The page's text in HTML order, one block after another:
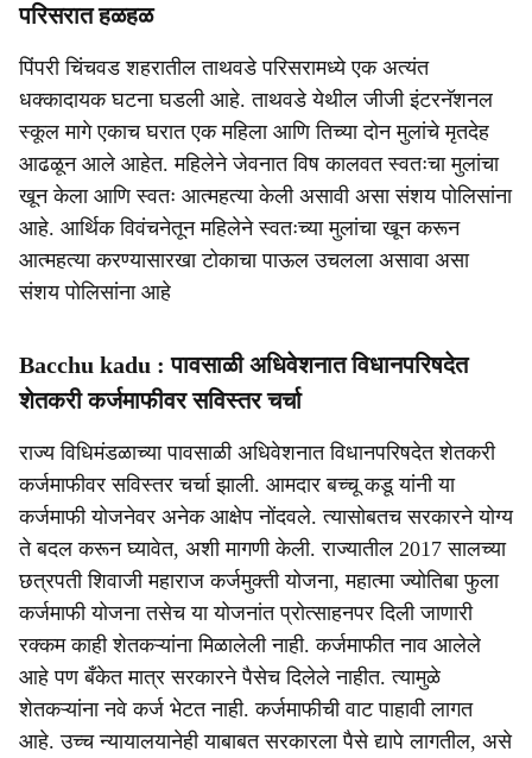
परिसरात हळहळ
पिंपरी चिंचवड शहरातील ताथवडे परिसरामध्ये एक अत्यंत
धक्कादायक घटना घडली आहे. ताथवडे येथील जीजी इंटरनॅशनल
स्कूल मागे एकाच घरात एक महिला आणि तिच्या दोन मुलांचे मृतदेह
आढळून आले आहेत. महिलेने जेवनात विष कालवत स्वतःचा मुलांचा
खून केला आणि स्वतः आत्महत्या केली असावी असा संशय पोलिसांना
आहे. आर्थिक विवंचनेतून महिलेने स्वतःच्या मुलांचा खून करून
आत्महत्या करण्यासारखा टोकाचा पाऊल उचलला असावा असा
संशय पोलिसांना आहे
Bacchu kadu : पावसाळी अधिवेशनात विधानपरिषदेत
शेतकरी कर्जमाफीवर सविस्तर चर्चा
राज्य विधिमंडळाच्या पावसाळी अधिवेशनात विधानपरिषदेत शेतकरी
कर्जमाफीवर सविस्तर चर्चा झाली. आमदार बच्चू कडू यांनी या
कर्जमाफी योजनेवर अनेक आक्षेप नोंदवले. त्यासोबतच सरकारने योग्य
ते बदल करून घ्यावेत, अशी मागणी केली. राज्यातील 2017 सालच्या
छत्रपती शिवाजी महाराज कर्जमुक्ती योजना, महात्मा ज्योतिबा फुला
कर्जमाफी योजना तसेच या योजनांत प्रोत्साहनपर दिली जाणारी
रक्कम काही शेतकऱ्यांना मिळालेली नाही. कर्जमाफीत नाव आलेले
आहे पण बँकेत मात्र सरकारने पैसेच दिलेले नाहीत. त्यामुळे
शेतकऱ्यांना नवे कर्ज भेटत नाही. कर्जमाफीची वाट पाहावी लागत
आहे. उच्च न्यायालयानेही याबाबत सरकारला पैसे द्यापे लागतील, असे